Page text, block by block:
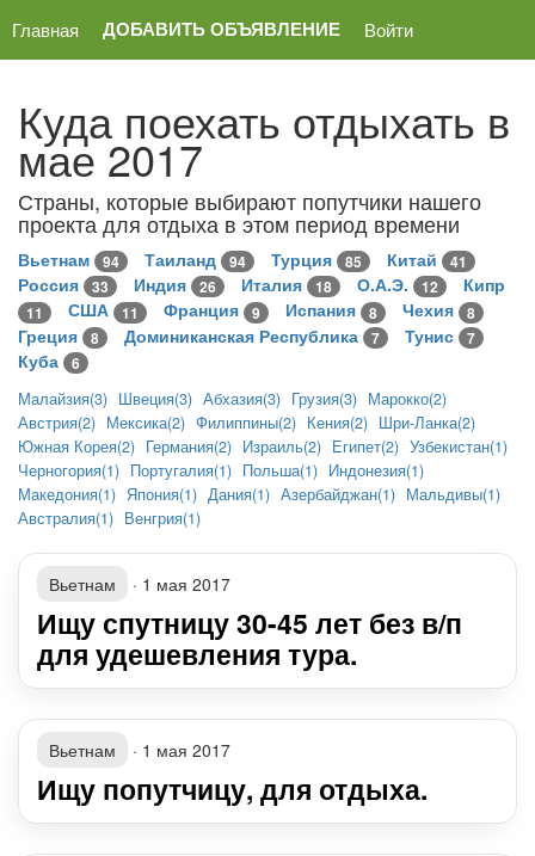
Главная ДОБАВИТЬ ОБЪЯВЛЕНИЕ Войти
Куда поехать отдыхать в
мае 2017
Страны, которые выбирают попутчики нашего
проекта для отдыха в этом период времени
Вьетнам 94 Таиланд 94 Турция 85 Китай 41
Россия 33 Индия 26 Италия 18 О.А.Э. 12 Кипр
11 США 11 Франция 9 Испания 8 Чехия 8
Греция 8 Доминиканская Республика 7 Тунис 7
Куба
6
Малайзия(3) Швеция(3) Абхазия(3) Грузия(3) Марокко(2)
Австрия(2) Мексика(2) Филиппины(2) Кения(2) Шри-Ланка(2)
Южная Корея(2) Германия(2) Израиль(2) Египет(2) Узбекистан(1)
Черногория(1) Португалия(1) Польша(1) Индонезия(1)
Македония(1) Япония(1) Дания(1) Азербайджан(1) Мальдивы(1)
Австралия(1) Венгрия(1)
Вьетнам · 1 мая 2017
Ищу спутницу 30-45 лет без в/п
для удешевления тура.
Вьетнам · 1 мая 2017
Ищу попутчицу, для отдыха.